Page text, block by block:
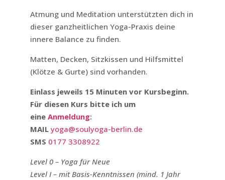
Atmung und Meditation unterstützten dich in
dieser ganzheitlichen Yoga-Praxis deine
innere Balance zu finden.
Matten, Decken, Sitzkissen und Hilfsmittel
(Klötze & Gurte) sind vorhanden.
Einlass jeweils 15 Minuten vor Kursbeginn.
Für diesen Kurs bitte ich um
eine Anmeldung:
MAIL yoga@soulyoga-berlin.de
SMS 0177 3308922
Level 0 – Yoga für Neue
Level I – mit Basis-Kenntnissen (mind. 1 Jahr